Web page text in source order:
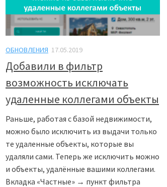
ОБНОВЛЕНИЯ 17.05.2019
Добавили в фильтр
возможность исключать
удаленные коллегами объекты
Раньше, работая с базой недвижимости,
можно было исключить из выдачи только
те удаленные объекты, которые вы
удаляли сами. Теперь же исключить можно
и объекты, удалённые вашими коллегами.
Вкладка «Частные» → пункт фильтра